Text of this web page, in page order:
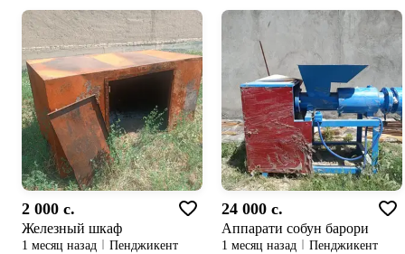
2 000 c.
Железный шкаф
1 месяц назад Пенджикент
24 000 c.
Аппарати собун барори
1 месяц назад Пенджикент